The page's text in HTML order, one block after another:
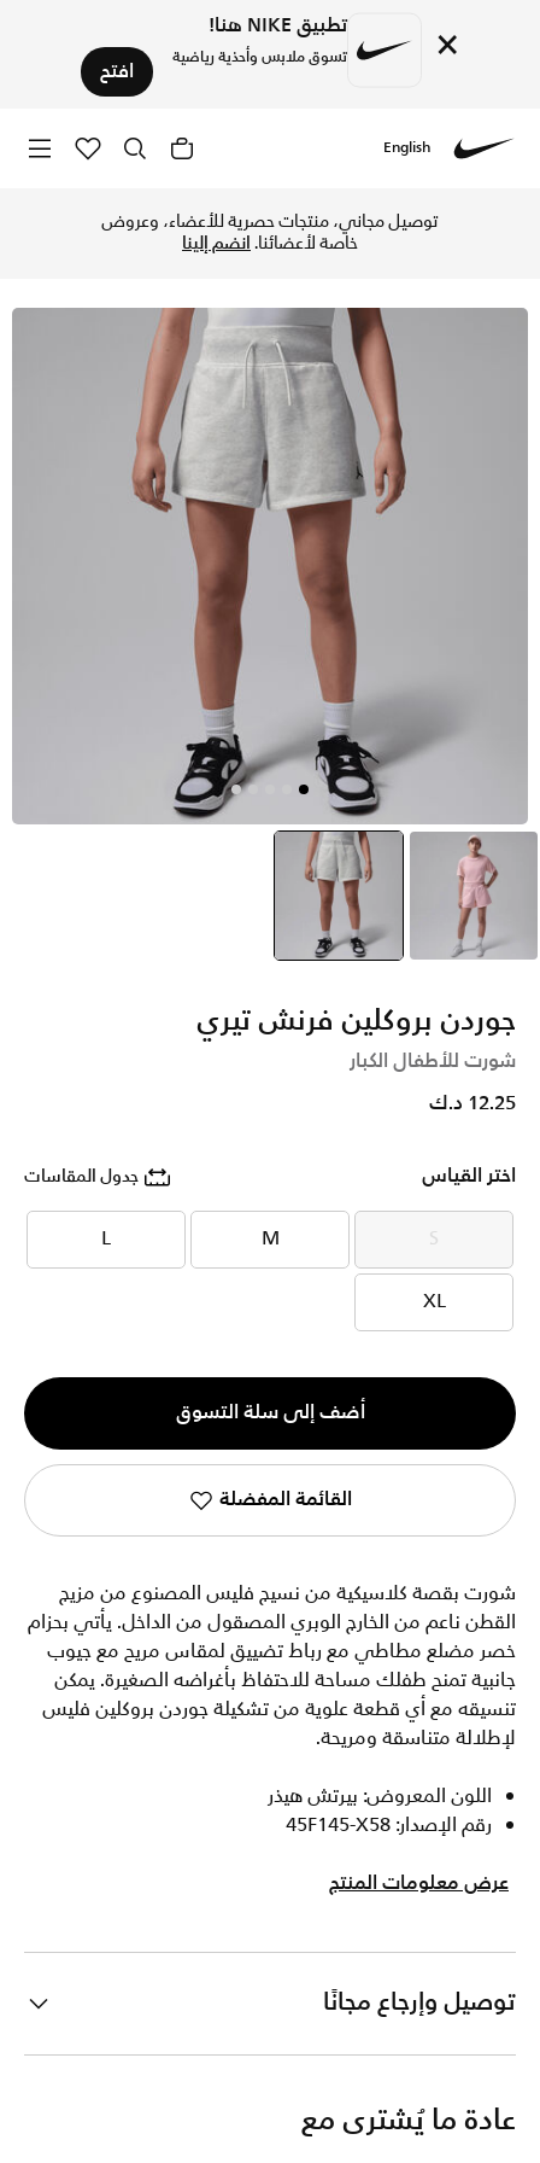
× تطبيق NIKE هنا!
تسوق ملابس وأحذية رياضية افتح
English
توصيل مجاني، منتجات حصرية للأعضاء، وعروض
خاصة لأعضائنا.انضم إلينا
وردي selected
رمادي
جوردن بروكلين فرنش تيري
شورت للأطفال الكبار
12.25 د.ك
اختر القياس جدول المقاسات
S
S
M
M
L
L
XL
XL
الكمية
1
أضف إلى سلة التسوق
القائمة المفضلة
شورت بقصة كلاسيكية من نسيج فليس المصنوع من مزيج
القطن ناعم من الخارج الوبري المصقول من الداخل. يأتي بحزام
خصر مضلع مطاطي مع رباط تضييق لمقاس مريح مع جيوب
جانبية تمنح طفلك مساحة للاحتفاظ بأغراضه الصغيرة. يمكن
تنسيقه مع أي قطعة علوية من تشكيلة جوردن بروكلين فليس
لإطلالة متناسقة ومريحة.
اللون المعروض: بيرتش هيذر
رقم الإصدار: 45F145-X58
عرض معلومات المنتج
توصيل وإرجاع مجانًا
عادة ما يُشترى مع